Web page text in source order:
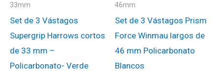
33mm
Set de 3 Vástagos
Supergrip Harrows cortos
de 33 mm –
Policarbonato- Verde
46mm
Set de 3 Vástagos Prism
Force Winmau largos de
46 mm Policarbonato
Blancos